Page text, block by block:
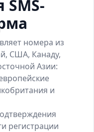
SMS-
номера из
США, Канаду,
Азии:
и
регистрации